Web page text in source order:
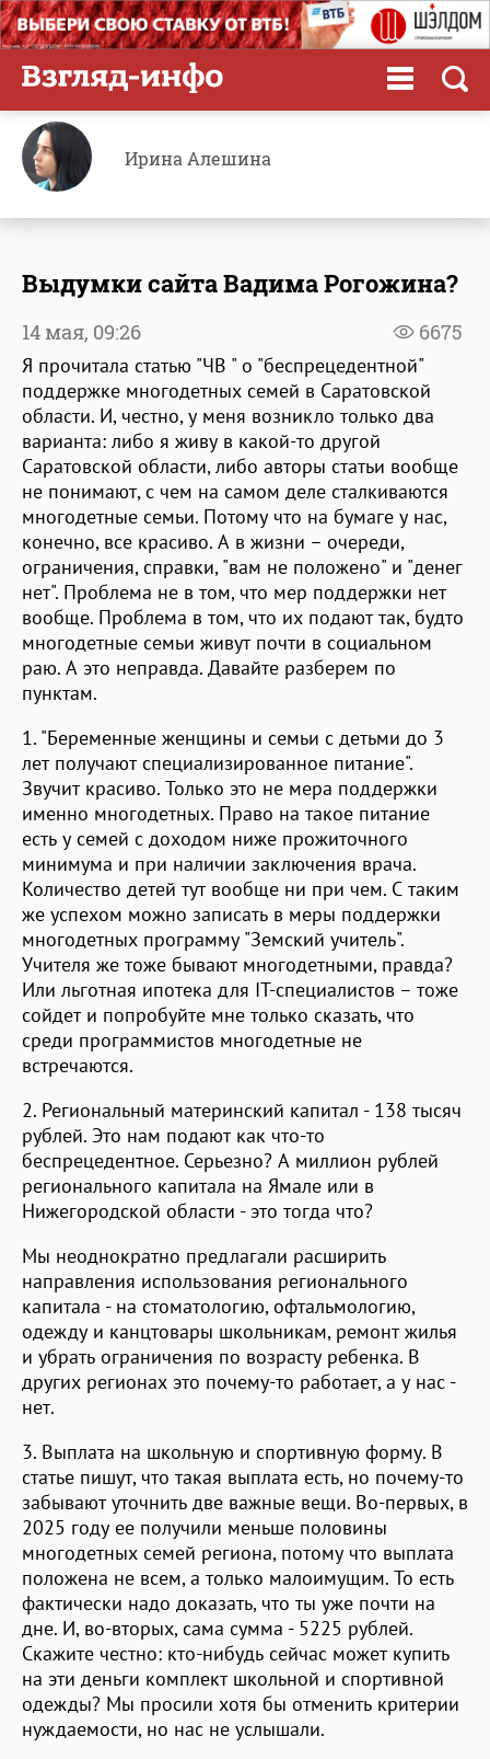
Ирина Алешина
Выдумки сайта Вадима Рогожина?
6675
14 мая, 09:26
Я прочитала статью "ЧВ " о "беспрецедентной"
поддержке многодетных семей в Саратовской
области. И, честно, у меня возникло только два
варианта: либо я живу в какой-то другой
Саратовской области, либо авторы статьи вообще
не понимают, с чем на самом деле сталкиваются
многодетные семьи. Потому что на бумаге у нас,
конечно, все красиво. А в жизни – очереди,
ограничения, справки, "вам не положено" и "денег
нет". Проблема не в том, что мер поддержки нет
вообще. Проблема в том, что их подают так, будто
многодетные семьи живут почти в социальном
раю. А это неправда. Давайте разберем по
пунктам.
1. "Беременные женщины и семьи с детьми до 3
лет получают специализированное питание".
Звучит красиво. Только это не мера поддержки
именно многодетных. Право на такое питание
есть у семей с доходом ниже прожиточного
минимума и при наличии заключения врача.
Количество детей тут вообще ни при чем. С таким
же успехом можно записать в меры поддержки
многодетных программу "Земский учитель".
Учителя же тоже бывают многодетными, правда?
Или льготная ипотека для IT-специалистов – тоже
сойдет и попробуйте мне только сказать, что
среди программистов многодетные не
встречаются.
2. Региональный материнский капитал - 138 тысяч
рублей. Это нам подают как что-то
беспрецедентное. Серьезно? А миллион рублей
регионального капитала на Ямале или в
Нижегородской области - это тогда что?
Мы неоднократно предлагали расширить
направления использования регионального
капитала - на стоматологию, офтальмологию,
одежду и канцтовары школьникам, ремонт жилья
и убрать ограничения по возрасту ребенка. В
других регионах это почему-то работает, а у нас -
нет.
3. Выплата на школьную и спортивную форму. В
статье пишут, что такая выплата есть, но почему-то
забывают уточнить две важные вещи. Во-первых, в
2025 году ее получили меньше половины
многодетных семей региона, потому что выплата
положена не всем, а только малоимущим. То есть
фактически надо доказать, что ты уже почти на
дне. И, во-вторых, сама сумма - 5225 рублей.
Скажите честно: кто-нибудь сейчас может купить
на эти деньги комплект школьной и спортивной
одежды? Мы просили хотя бы отменить критерии
нуждаемости, но нас не услышали.